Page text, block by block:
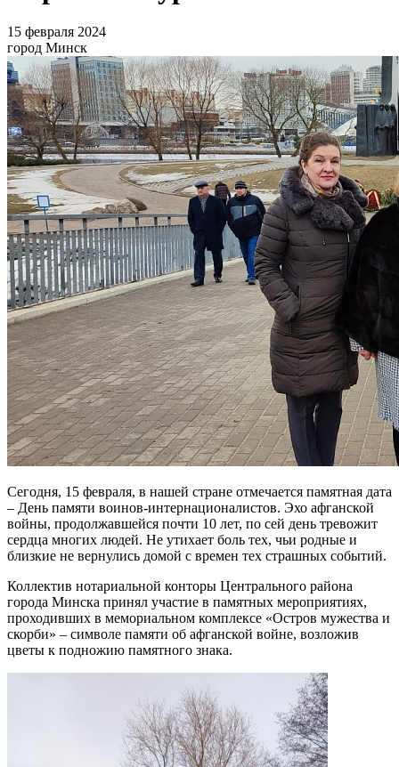
15 февраля 2024
город Минск
Сегодня, 15 февраля, в нашей стране отмечается памятная дата
– День памяти воинов-интернационалистов. Эхо афганской
войны, продолжавшейся почти 10 лет, по сей день тревожит
сердца многих людей. Не утихает боль тех, чьи родные и
близкие не вернулись домой с времен тех страшных событий.
Коллектив нотариальной конторы Центрального района
города Минска принял участие в памятных мероприятиях,
проходивших в мемориальном комплексе «Остров мужества и
скорби» – символе памяти об афганской войне, возложив
цветы к подножию памятного знака.